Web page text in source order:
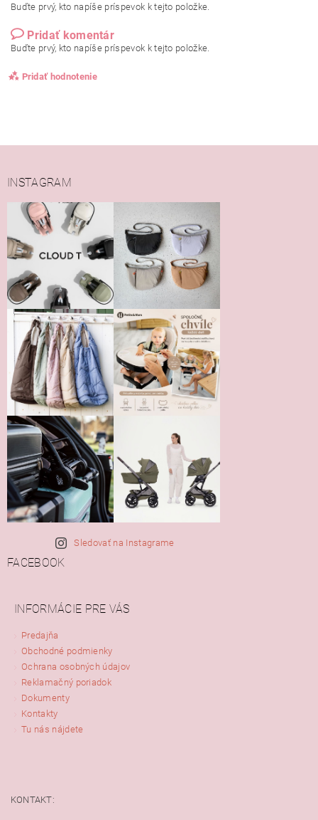
Buďte prvý, kto napíše príspevok k tejto položke.
Pridať komentár
Buďte prvý, kto napíše príspevok k tejto položke.
Pridať hodnotenie
Vložením hodnotenie súhlasíte s
podmienkami ochrany
osobných údajov
INSTAGRAM
Sledovať na Instagrame
FACEBOOK
INFORMÁCIE PRE VÁS
Predajňa
Obchodné podmienky
Ochrana osobných údajov
Reklamačný poriadok
Dokumenty
Kontakty
Tu nás nájdete
KONTAKT: